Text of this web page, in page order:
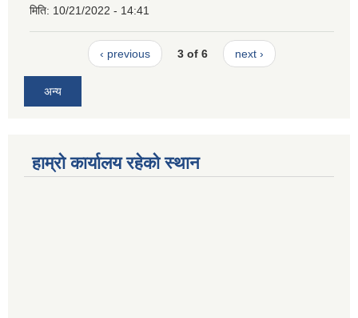
मिति: 10/21/2022 - 14:41
‹ previous 3 of 6 next ›
अन्य
हाम्रो कार्यालय रहेको स्थान